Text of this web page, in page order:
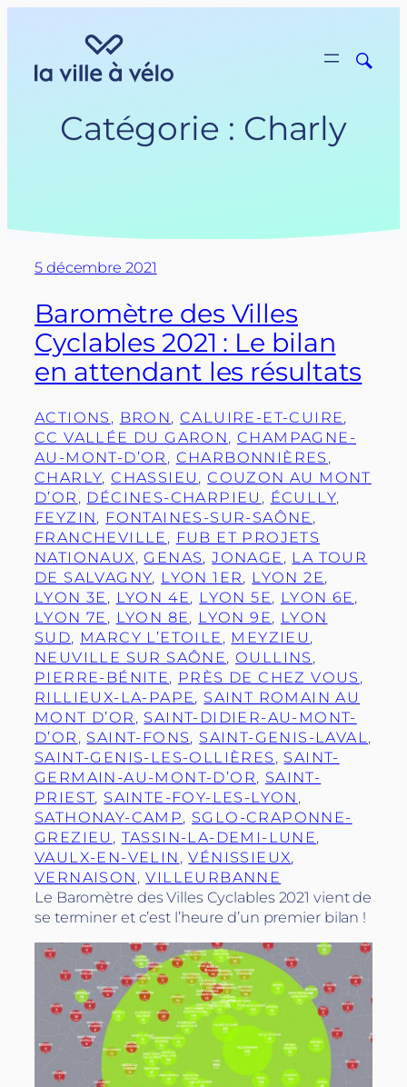
Catégorie : Charly
5 décembre 2021
Baromètre des Villes
Cyclables 2021 : Le bilan
en attendant les résultats
ACTIONS , BRON, CALUIRE-ET-CUIRE
CC VALLÉE DU GARON, CHAMPAGNE-
AU-MONT-D’OR , CHARBONNIÈRES
CHARLY, CHASSIEU , COUZON AU MONT
D’OR , DÉCINES-CHARPIEU , ÉCULLY
FEYZIN, FONTAINES-SUR-SAÔNE
FRANCHEVILLE , FUB ET PROJETS
NATIONAUX, GENAS, JONAGE , LA TOUR
DE SALVAGNY, LYON 1ER, LYON 2E
LYON 3E , LYON 4E, LYON 5E, LYON 6E
LYON 7E , LYON 8E, LYON 9E, LYON
SUD, MARCY L’ETOILE , MEYZIEU
NEUVILLE SUR SAÔNE, OULLINS
PIERRE-BÉNITE, PRÈS DE CHEZ VOUS
RILLIEUX-LA-PAPE, SAINT ROMAIN AU
MONT D’OR , SAINT-DIDIER-AU-MONT-
D’OR , SAINT-FONS, SAINT-GENIS-LAVAL
SAINT-GENIS-LES-OLLIÈRES , SAINT-
GERMAIN-AU-MONT-D’OR, SAINT-
PRIEST, SAINTE-FOY-LES-LYON
SATHONAY-CAMP, SGLO-CRAPONNE-
GREZIEU , TASSIN-LA-DEMI-LUNE
VAULX-EN-VELIN , VÉNISSIEUX
VERNAISON , VILLEURBANNE
Le Baromètre des Villes Cyclables 2021 vient de
se terminer et c’est l’heure d’un premier bilan !